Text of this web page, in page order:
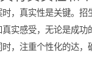
己未曾注意到的问
够达到最佳状态。
具有真实
答案时，真实性是